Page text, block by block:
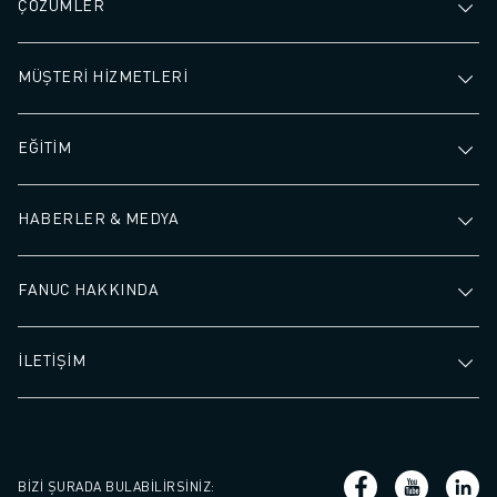
ÇÖZÜMLER
MÜŞTERİ HİZMETLERİ
EĞİTİM
HABERLER & MEDYA
FANUC HAKKINDA
İLETİŞİM
BIZI ŞURADA BULABILIRSINIZ: